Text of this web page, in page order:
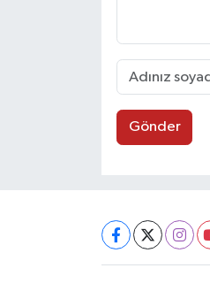
Gönder